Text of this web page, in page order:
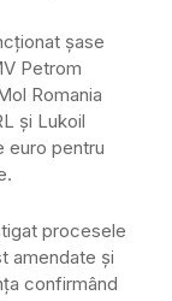
şase
Petrom
Romania
şi Lukoil
euro pentru
procesele
amendate şi
confirmând